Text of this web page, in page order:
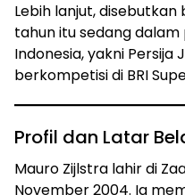
Lebih lanjut, disebutkan
tahun itu sedang
Indonesia, yakni Persija
berkompetisi di BRI
Profil dan Latar
Mauro Zijlstra lahir di
November 2004. Ia